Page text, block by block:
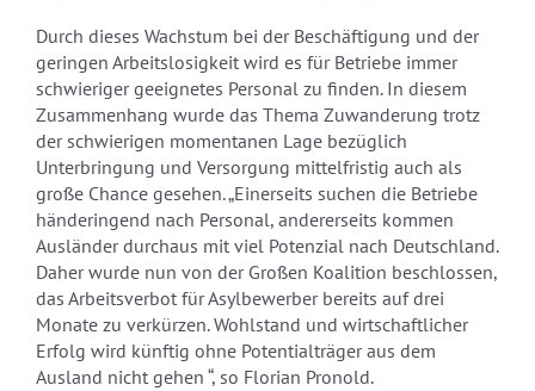
Durch dieses Wachstum bei der Beschäftigung und der
geringen Arbeitslosigkeit wird es für Betriebe immer
schwieriger geeignetes Personal zu finden. In diesem
Zusammenhang wurde das Thema Zuwanderung trotz
der schwierigen momentanen Lage bezüglich
Unterbringung und Versorgung mittelfristig auch als
große Chance gesehen. „Einerseits suchen die Betriebe
händeringend nach Personal, andererseits kommen
Ausländer durchaus mit viel Potenzial nach Deutschland.
Daher wurde nun von der Großen Koalition beschlossen,
das Arbeitsverbot für Asylbewerber bereits auf drei
Monate zu verkürzen. Wohlstand und wirtschaftlicher
Erfolg wird künftig ohne Potentialträger aus dem
Ausland nicht gehen “, so Florian Pronold.